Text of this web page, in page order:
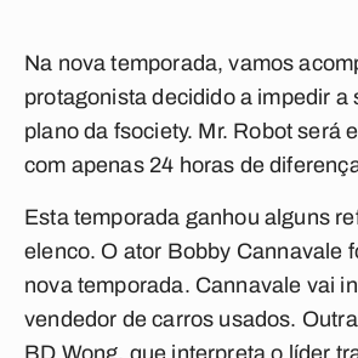
Na nova temporada, vamos
protagonista decidido a impedir a
plano da fsociety. Mr. Robot será
com apenas 24 horas de
Esta temporada ganhou alguns
elenco. O ator Bobby Cannavale
nova temporada. Cannavale vai
vendedor de carros usados.
BD Wong, que interpreta o líder